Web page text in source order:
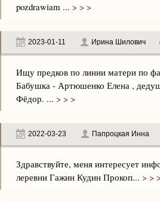
pozdrawiam ... > > >
2023-01-11 Ирина Шилович
Ищу предков по линии матери по
Бабушка - Артюшенко Елена ,
Фёдор. ... > > >
2022-03-23 Папроцкая Инна
Здравствуйте, меня интересует
леревни Гажин Кудин Прокоп... > >